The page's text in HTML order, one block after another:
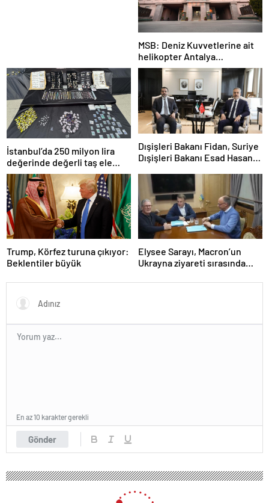
MSB: Deniz Kuvvetlerine ait
helikopter Antalya
açıklarında acil iniş yaptı
İstanbul’da 250 milyon lira
değerinde değerli taş ele
geçirildi
Dışişleri Bakanı Fidan, Suriye
Dışişleri Bakanı Esad Hasan
Trump, Körfez turuna çıkıyor:
Beklentiler büyük
Elysee Sarayı, Macron’un
Ukrayna ziyareti sırasında
iddiasını yalanladı
Gönder
En az 10 karakter gerekli